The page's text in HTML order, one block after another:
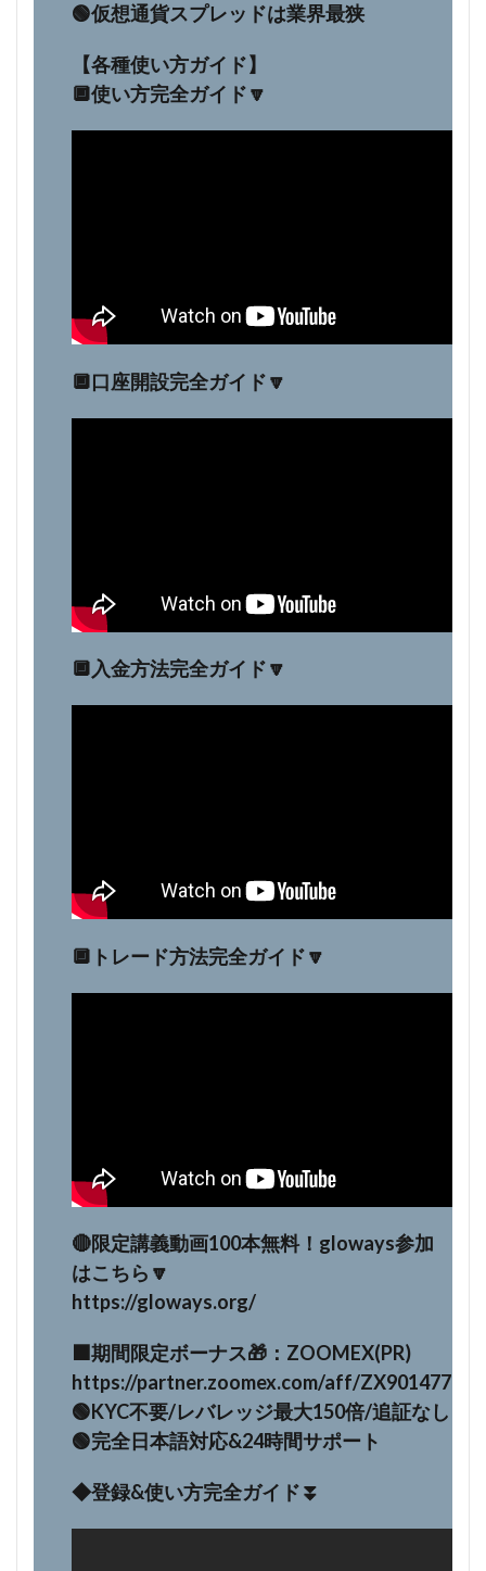
🟢仮想通貨スプレッドは業界最狭
【各種使い方ガイド】
🔲使い方完全ガイド🔽
🔲口座開設完全ガイド🔽
🔲入金方法完全ガイド🔽
🔲トレード方法完全ガイド🔽
🔴限定講義動画100本無料！gloways参加
はこちら🔽
https://gloways.org/
⬛️期間限定ボーナス🎁：ZOOMEX(PR)
https://partner.zoomex.com/aff/ZX901477
🟢KYC不要/レバレッジ最大150倍/追証なし
🟢完全日本語対応&24時間サポート
◆登録&使い方完全ガイド⏬